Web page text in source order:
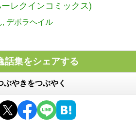
レクインコミックス)
デボラヘイル
話集をシェアする
ぶやきをつぶやく